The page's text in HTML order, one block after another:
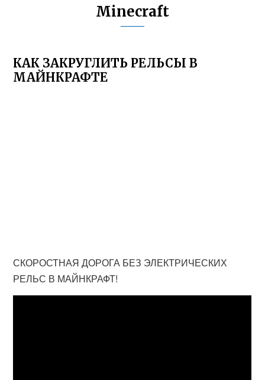
Minecraft
КАК ЗАКРУГЛИТЬ РЕЛЬСЫ В
МАЙНКРАФТЕ
СКОРОСТНАЯ ДОРОГА БЕЗ ЭЛЕКТРИЧЕСКИХ
РЕЛЬС В МАЙНКРАФТ!